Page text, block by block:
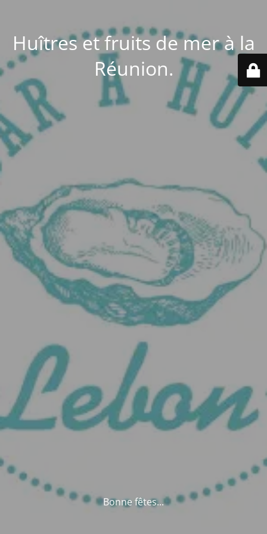
Huîtres et fruits de mer à la
Réunion.
Bonne fêtes...